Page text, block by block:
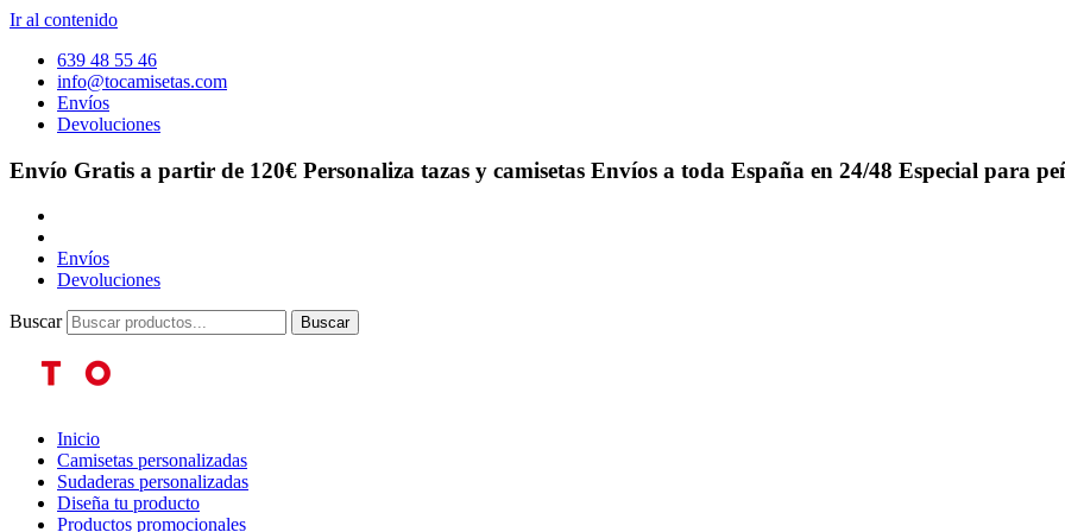
Ir al contenido
639 48 55 46
info@tocamisetas.com
Envíos
Devoluciones
Envío Gratis a partir de 120€ Personaliza tazas y camisetas Envíos a toda España en 24/48 Especial para
Envíos
Devoluciones
Buscar Buscar
Inicio
Camisetas personalizadas
Sudaderas personalizadas
Diseña tu producto
Productos promocionales